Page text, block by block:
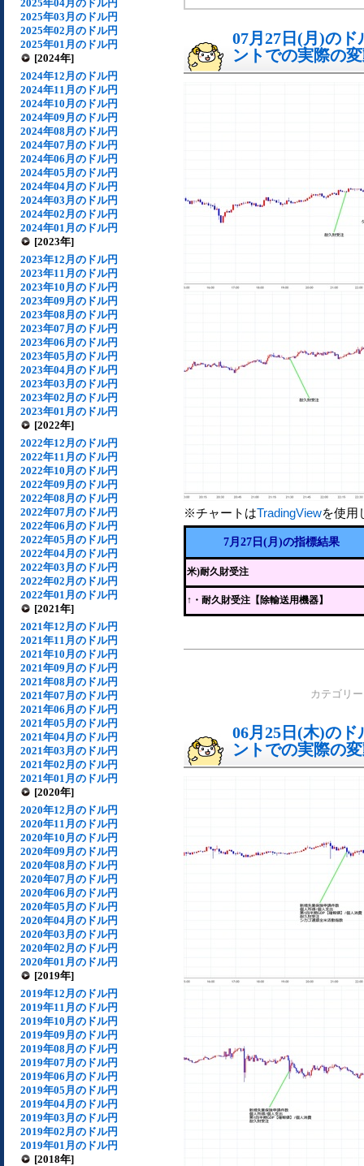
2025年04月のドル円
2025年03月のドル円
2025年02月のドル円
2025年01月のドル円
[2024年]
2024年12月のドル円
2024年11月のドル円
2024年10月のドル円
2024年09月のドル円
2024年08月のドル円
2024年07月のドル円
2024年06月のドル円
2024年05月のドル円
2024年04月のドル円
2024年03月のドル円
2024年02月のドル円
2024年01月のドル円
[2023年]
2023年12月のドル円
2023年11月のドル円
2023年10月のドル円
2023年09月のドル円
2023年08月のドル円
2023年07月のドル円
2023年06月のドル円
2023年05月のドル円
2023年04月のドル円
2023年03月のドル円
2023年02月のドル円
2023年01月のドル円
[2022年]
2022年12月のドル円
2022年11月のドル円
2022年10月のドル円
2022年09月のドル円
2022年08月のドル円
2022年07月のドル円
2022年06月のドル円
2022年05月のドル円
2022年04月のドル円
2022年03月のドル円
2022年02月のドル円
2022年01月のドル円
[2021年]
2021年12月のドル円
2021年11月のドル円
2021年10月のドル円
2021年09月のドル円
2021年08月のドル円
2021年07月のドル円
2021年06月のドル円
2021年05月のドル円
2021年04月のドル円
2021年03月のドル円
2021年02月のドル円
2021年01月のドル円
[2020年]
2020年12月のドル円
2020年11月のドル円
2020年10月のドル円
2020年09月のドル円
2020年08月のドル円
2020年07月のドル円
2020年06月のドル円
2020年05月のドル円
2020年04月のドル円
2020年03月のドル円
2020年02月のドル円
2020年01月のドル円
[2019年]
2019年12月のドル円
2019年11月のドル円
2019年10月のドル円
2019年09月のドル円
2019年08月のドル円
2019年07月のドル円
2019年06月のドル円
2019年05月のドル円
2019年04月のドル円
2019年03月のドル円
2019年02月のドル円
2019年01月のドル円
[2018年]
07月27日(月)の
ントでの実際の
※チャートはTradingViewを使用
7月27日(月)の指標結果
米)耐久財受注
↑ ・耐久財受注【除輸送用機器】
カテゴリ
06月25日(木)の
ントでの実際の